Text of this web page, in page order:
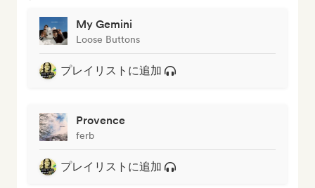
My Gemini
Loose Buttons
プレイリストに追加
Provence
ferb
プレイリストに追加